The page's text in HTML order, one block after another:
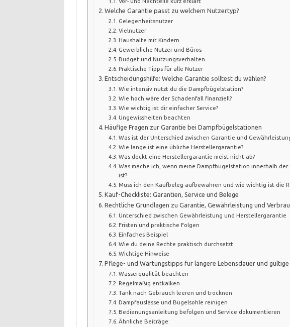
Welche Garantie passt zu welchem Nutzertyp?
Gelegenheitsnutzer
Vielnutzer
Haushalte mit Kindern
Gewerbliche Nutzer und Büros
Budget und Nutzungsverhalten
Praktische Tipps für alle Nutzer
Entscheidungshilfe: Welche Garantie solltest du wählen?
Wie intensiv nutzt du die Dampfbügelstation?
Wie hoch wäre der Schadenfall finanziell?
Wie wichtig ist dir einfacher Service?
Ungewissheiten beachten
Häufige Fragen zur Garantie bei Dampfbügelstationen
Was ist der Unterschied zwischen Garantie und
Wie lange ist eine übliche Herstellergarantie?
Was deckt eine Herstellergarantie meist nicht ab?
Was mache ich, wenn meine Dampfbügelstation innerhalb
ist?
Muss ich den Kaufbeleg aufbewahren und wie wichtig ist die
Kauf-Checkliste: Garantien, Service und Belege
Rechtliche Grundlagen zu Garantie, Gewährleistung und
Unterschied zwischen Gewährleistung und Herstellergarantie
Fristen und praktische Folgen
Einfaches Beispiel
Wie du deine Rechte praktisch durchsetzt
Wichtige Hinweise
Pflege- und Wartungstipps für längere Lebensdauer und gültige
Wasserqualität beachten
Regelmäßig entkalken
Tank nach Gebrauch leeren und trocknen
Dampfauslässe und Bügelsohle reinigen
Bedienungsanleitung befolgen und Service dokumentieren
Ähnliche Beiträge: